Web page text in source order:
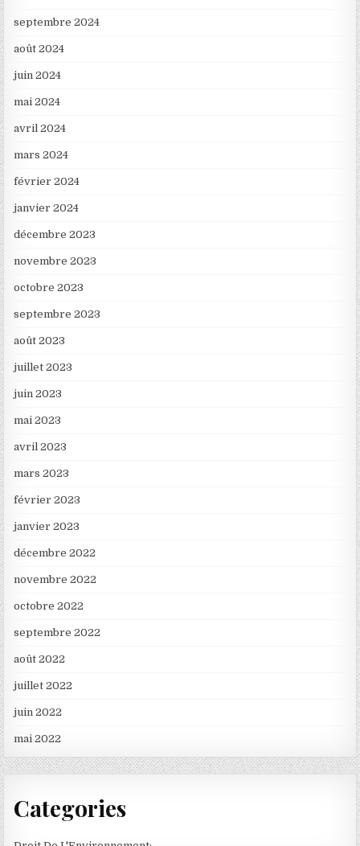
septembre 2024
août 2024
juin 2024
mai 2024
avril 2024
mars 2024
février 2024
janvier 2024
décembre 2023
novembre 2023
octobre 2023
septembre 2023
août 2023
juillet 2023
juin 2023
mai 2023
avril 2023
mars 2023
février 2023
janvier 2023
décembre 2022
novembre 2022
octobre 2022
septembre 2022
août 2022
juillet 2022
juin 2022
mai 2022
Categories